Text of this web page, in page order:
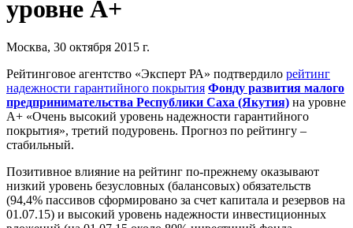
уровне А+
Москва, 30 октября 2015 г.
Рейтинговое агентство «Эксперт РА» подтвердило рейтинг
надежности гарантийного покрытия Фонду развития малого
предпринимательства Республики Саха (Якутия) на уровне
А+ «Очень высокий уровень надежности гарантийного
покрытия», третий подуровень. Прогноз по рейтингу –
стабильный.
Позитивное влияние на рейтинг по-прежнему оказывают
низкий уровень безусловных (балансовых) обязательств
(94,4% пассивов сформировано за счет капитала и резервов на
01.07.15) и высокий уровень надежности инвестиционных